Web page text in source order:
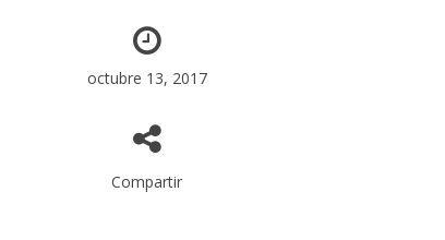
octubre 13, 2017
Compartir